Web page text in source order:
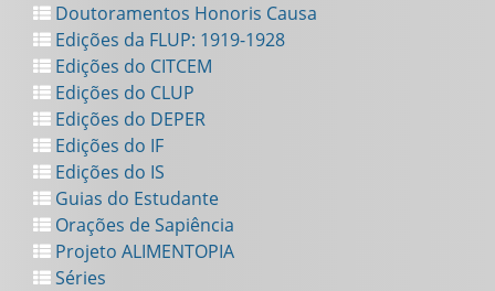
Doutoramentos Honoris Causa
Edições da FLUP: 1919-1928
Edições do CITCEM
Edições do CLUP
Edições do DEPER
Edições do IF
Edições do IS
Guias do Estudante
Orações de Sapiência
Projeto ALIMENTOPIA
Séries